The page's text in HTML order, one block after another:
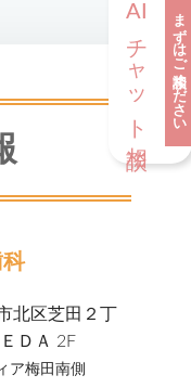
北区芝田２丁
ＤＡ 2F
ア梅田南側
AI
チャット相談 まずはご相談ください